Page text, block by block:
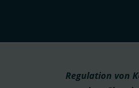
Regulation von